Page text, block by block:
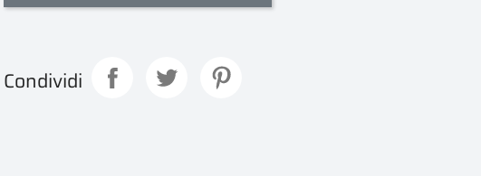
Condividi